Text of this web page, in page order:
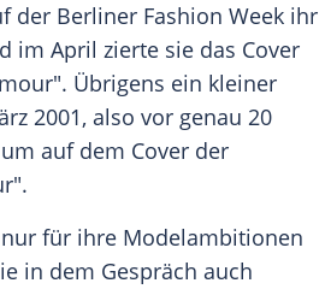
der Berliner Fashion Week ihr
im April zierte sie das Cover
Übrigens ein kleiner
2001, also vor genau 20
auf dem Cover der
für ihre Modelambitionen
in dem Gespräch auch